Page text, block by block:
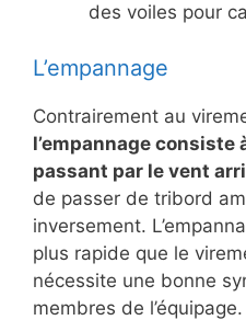
des voiles pour
L’empannage
Contrairement au
l’empannage consiste
passant par le vent
de passer de tribord
inversement.
plus rapide que le
nécessite une bonne
membres de